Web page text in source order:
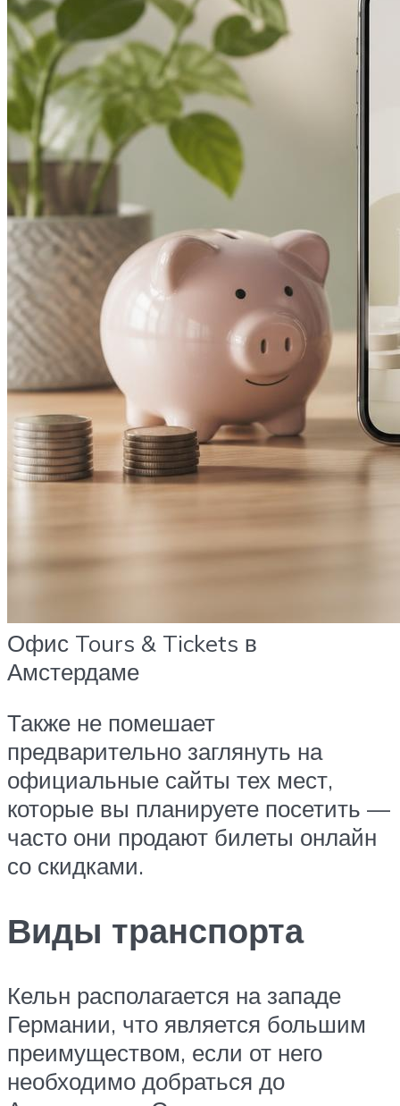
Офис Tours & Tickets в
Амстердаме
Также не помешает
предварительно заглянуть на
официальные сайты тех мест,
которые вы планируете посетить —
часто они продают билеты онлайн
со скидками.
Виды транспорта
Кельн располагается на западе
Германии, что является большим
преимуществом, если от него
необходимо добраться до